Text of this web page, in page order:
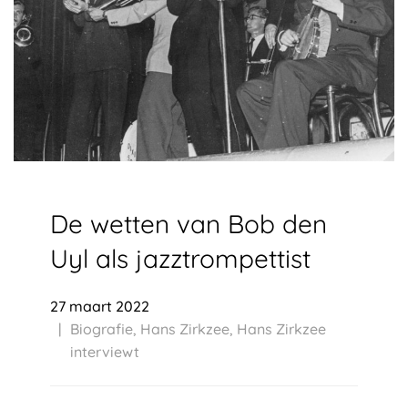
De wetten van Bob den
Uyl als jazztrompettist
27 maart 2022
Biografie Hans Zirkzee Hans Zirkzee
interviewt